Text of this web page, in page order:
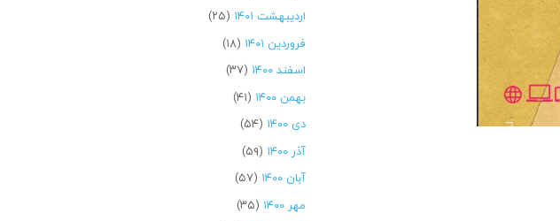
اردیبهشت ۱۴۰۱
(۲۵)
فروردین ۱۴۰۱
(۱۸)
اسفند ۱۴۰۰
(۳۷)
بهمن ۱۴۰۰
(۴۱)
دی ۱۴۰۰
(۵۴)
آذر ۱۴۰۰
(۵۹)
آبان ۱۴۰۰
(۵۷)
مهر ۱۴۰۰
(۳۵)